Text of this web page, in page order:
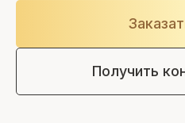
Получить